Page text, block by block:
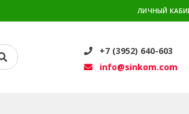
ЛИЧНЫЙ
+7 (3952) 640-603
info@sinkom.com